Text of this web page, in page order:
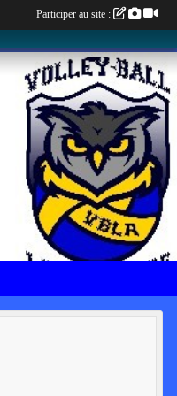
Participer au site :